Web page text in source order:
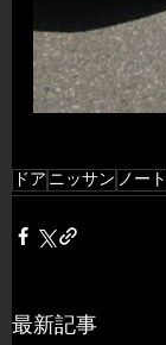
ドア ニッサン ノート
最新記事